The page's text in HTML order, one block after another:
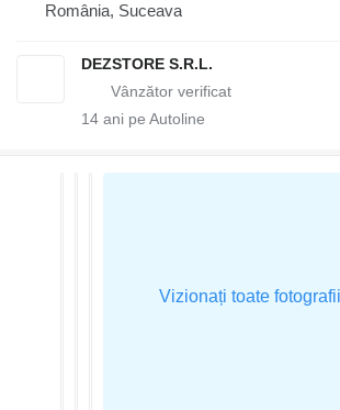
România, Suceava
DEZSTORE S.R.L.
14 ani pe Autoline